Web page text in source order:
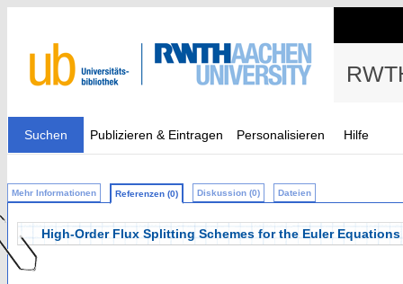
Suchen Publizieren & Eintragen Personalisieren Hilfe
Mehr Informationen Referenzen (0) Diskussion (0) Dateien
High-Order Flux Splitting Schemes for the Euler